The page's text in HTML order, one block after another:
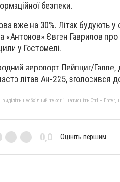
безпеки.
вже на 30%. Літак будують
Євген Гаврилов про
у Гостомелі.
аеропорт Лейпциг/Галле,
літав Ан-225, зголосився
необхідний текст і натисніть Ctrl +
0,0 Оцініть першим